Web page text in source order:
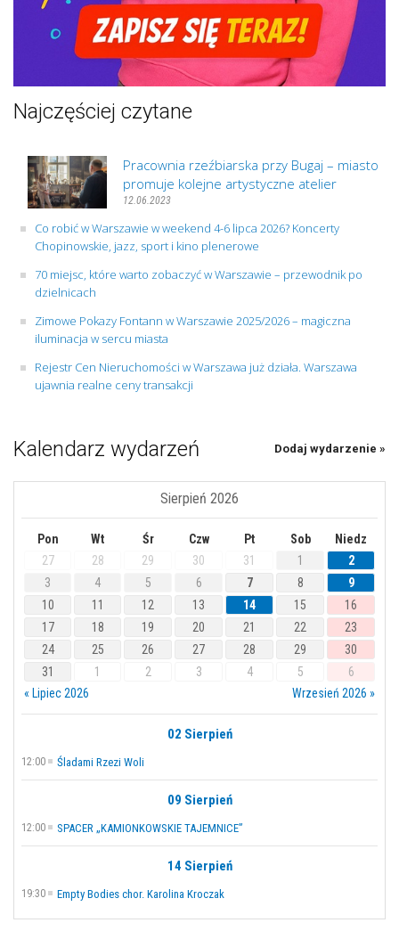
Najczęściej czytane
Pracownia rzeźbiarska przy Bugaj – miasto
promuje kolejne artystyczne atelier
12.06.2023
Co robić w Warszawie w weekend 4-6 lipca 2026? Koncerty
Chopinowskie, jazz, sport i kino plenerowe
70 miejsc, które warto zobaczyć w Warszawie – przewodnik po
dzielnicach
Zimowe Pokazy Fontann w Warszawie 2025/2026 – magiczna
iluminacja w sercu miasta
Rejestr Cen Nieruchomości w Warszawa już działa. Warszawa
ujawnia realne ceny transakcji
Kalendarz wydarzeń Dodaj wydarzenie »
Sierpień 2026
Pon Wt Śr Czw Pt Sob
Niedz
27
28 29 30 31 1
2
3
4 5 6 7 8
9
10
11 12 13 14 15
16
17
18 19 20 21 22
23
24
25 26 27 28 29
30
31
1 2 3 4 5
6
« Lipiec 2026
Wrzesień 2026 »
02 Sierpień
12:00 Śladami Rzezi Woli
09 Sierpień
12:00 SPACER „KAMIONKOWSKIE TAJEMNICE”
14 Sierpień
19:30 Empty Bodies chor. Karolina Kroczak